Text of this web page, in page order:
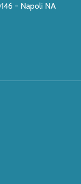
- Napoli NA